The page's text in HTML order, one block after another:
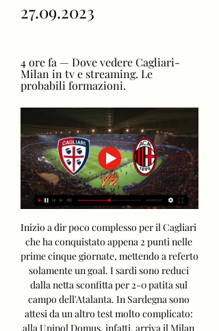
27.09.2023
4 ore fa — Dove vedere Cagliari-
Milan in tv e streaming. Le
probabili formazioni.
Inizio a dir poco complesso per il Cagliari
che ha conquistato appena 2 punti nelle
prime cinque giornate, mettendo a referto
solamente un goal. I sardi sono reduci
dalla netta sconfitta per 2-0 patita sul
campo dell'Atalanta. In Sardegna sono
attesi da un altro test molto complicato:
alla Unipol Domus, infatti, arriva il Milan